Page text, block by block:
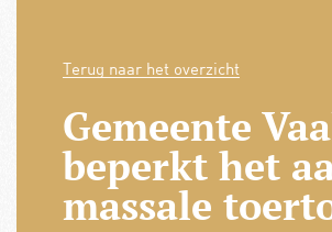
Terug naar het overzicht
Gemeente
beperkt het
massale